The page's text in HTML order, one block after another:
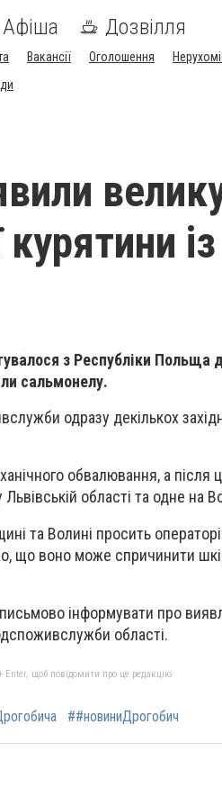
Афіша Дозвілля
Вакансії Оголошення
із
з Республіки Польща
сальмонелу.
одразу декількох
обвалювання, а після
області та одне на
та Волині просить
що воно може спричинити
інформувати про
області.
Enter, щоб повідомити про це редакцію
##новиниДрогобич